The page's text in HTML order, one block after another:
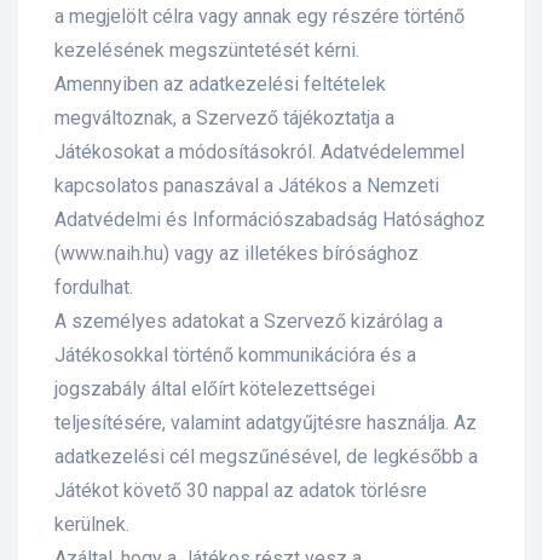
a megjelölt célra vagy annak egy részére történő
kezelésének megszüntetését kérni.
Amennyiben az adatkezelési feltételek
megváltoznak, a Szervező tájékoztatja a
Játékosokat a módosításokról. Adatvédelemmel
kapcsolatos panaszával a Játékos a Nemzeti
Adatvédelmi és Információszabadság Hatósághoz
(www.naih.hu) vagy az illetékes bírósághoz
fordulhat.
A személyes adatokat a Szervező kizárólag a
Játékosokkal történő kommunikációra és a
jogszabály által előírt kötelezettségei
teljesítésére, valamint adatgyűjtésre használja. Az
adatkezelési cél megszűnésével, de legkésőbb a
Játékot követő 30 nappal az adatok törlésre
kerülnek.